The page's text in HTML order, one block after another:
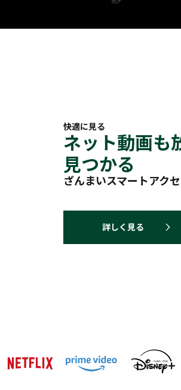
快適に見る
ネット動画も
見つかる
ざんまいスマートアク
詳しく見る